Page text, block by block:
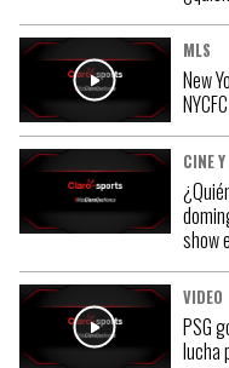
MLS
New
CINE
show
VIDEO
PSG
lucha